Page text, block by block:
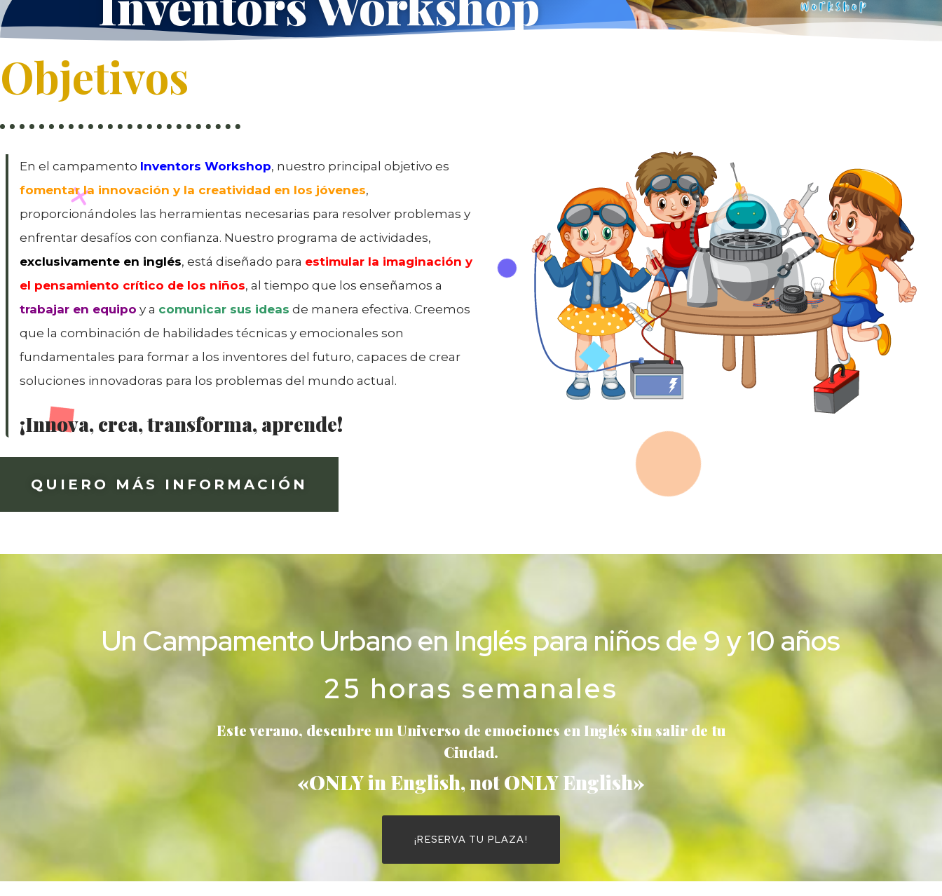
Objetivos
En el campamento Inventors Workshop, nuestro principal objetivo es
fomentar la innovación y la creatividad en los jóvenes,
proporcionándoles las herramientas necesarias para resolver problemas y
enfrentar desafíos con confianza. Nuestro programa de actividades,
exclusivamente en inglés, está diseñado para estimular la imaginación y
el pensamiento crítico de los niños, al tiempo que los enseñamos a
trabajar en equipo y a comunicar sus ideas de manera efectiva. Creemos
que la combinación de habilidades técnicas y emocionales son
fundamentales para formar a los inventores del futuro, capaces de crear
soluciones innovadoras para los problemas del mundo actual.
¡Innova, crea, transforma, aprende!
QUIERO MÁS INFORMACIÓN
Un Campamento Urbano en Inglés para niños de 9 y 10 años
25 horas semanales
Este verano, descubre un Universo de emociones en Inglés sin salir de tu
Ciudad.
«ONLY in English, not ONLY English»
¡RESERVA TU PLAZA!